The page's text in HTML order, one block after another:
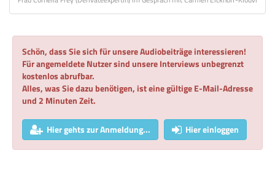
Schön, dass Sie sich für unsere Audiobeiträge interessieren!
Für angemeldete Nutzer sind unsere Interviews unbegrenzt
kostenlos abrufbar.
Alles, was Sie dazu benötigen, ist eine gültige E-Mail-Adresse
und 2 Minuten Zeit.
Hier gehts zur Anmeldung... Hier einloggen